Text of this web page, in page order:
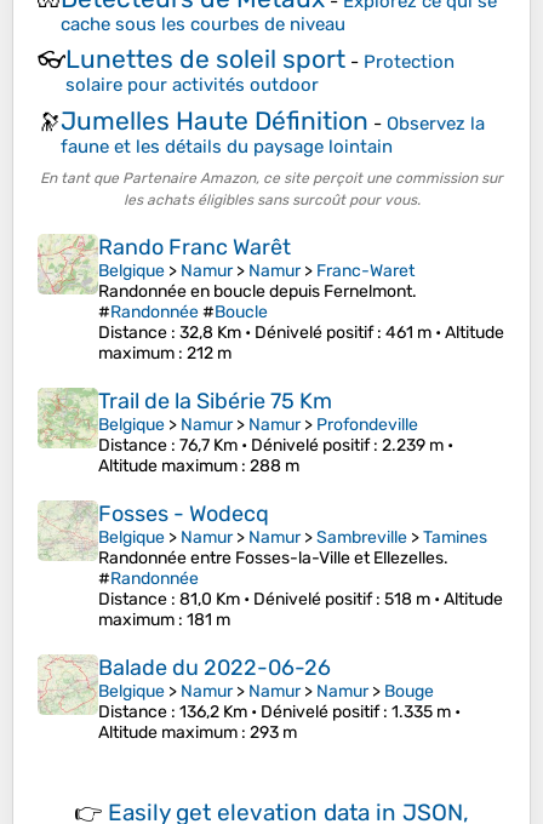
cache sous les courbes de niveau
👓Lunettes de soleil sport - Protection
solaire pour activités outdoor
🔭Jumelles Haute Définition - Observez la
faune et les détails du paysage lointain
En tant que Partenaire Amazon, ce site perçoit une commission sur
les achats éligibles sans surcoût pour vous.
Rando Franc Warêt
Belgique > Namur> Namur> Franc-Waret
Randonnée en boucle depuis Fernelmont.
#Randonnée#Boucle
Distance : 32,8 Km • Dénivelé positif: 461 m •Altitude
maximum : 212 m
Trail de la Sibérie 75 Km
Belgique > Namur> Namur> Profondeville
Distance : 76,7 Km • Dénivelé positif: 2.239 m •
Altitude maximum : 288 m
Fosses - Wodecq
Belgique > Namur> Namur>Sambreville >Tamines
Randonnée entre Fosses-la-Ville et Ellezelles.
#Randonnée
Distance : 81,0 Km • Dénivelé positif: 518 m •Altitude
maximum : 181 m
Balade du 2022-06-26
Belgique > Namur> Namur> Namur> Bouge
Distance : 136,2 Km • Dénivelé positif: 1.335 m •
Altitude maximum : 293 m
👉 Easily get elevation data in JSON,